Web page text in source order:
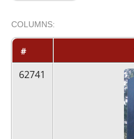
COLUMNS:
#
62741